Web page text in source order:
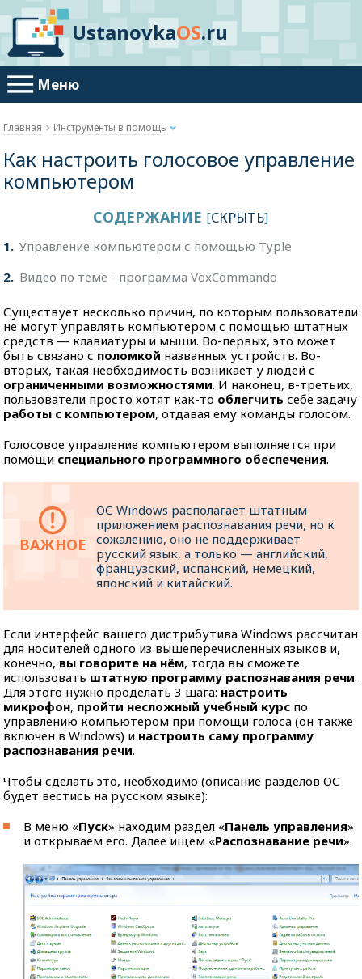
UstanovkaOS.ru
Главная Инструменты в помощь
Как настроить голосовое управление
компьютером
СОДЕРЖАНИЕ [СКРЫТЬ]
1
Управление компьютером с помощью Typle
2 Видео по теме - программа VoxCommando
Существует несколько причин, по которым пользователи
не могут управлять компьютером с помощью штатных
средств — клавиатуры и мыши. Во-первых, это может
быть связано с поломкой названных устройств. Во-
вторых, такая необходимость возникает у людей с
ограниченными возможностями. И наконец, в-третьих,
пользователи просто хотят как-то облегчить себе задачу
работы с компьютером, отдавая ему команды голосом.
Голосовое управление компьютером выполняется при
помощи специального программного обеспечения.
ОС Windows располагает штатным
приложением распознавания речи, но к
сожалению, оно не поддерживает
русский язык, а только — английский,
французский, испанский, немецкий,
японский и китайский.
Если интерфейс вашего дистрибутива Windows рассчитан
для носителей одного из вышеперечисленных языков и,
конечно, вы говорите на нём, тогда вы сможете
использовать штатную программу распознавания речи.
Для этого нужно проделать 3 шага: настроить
микрофон, пройти несложный учебный курс по
управлению компьютером при помощи голоса (он также
включен в Windows) и настроить саму программу
распознавания речи.
Чтобы сделать это, необходимо (описание разделов ОС
будет вестись на русском языке):
В меню «Пуск» находим раздел «Панель управления»
и открываем его. Далее ищем «Распознавание речи».
Меню